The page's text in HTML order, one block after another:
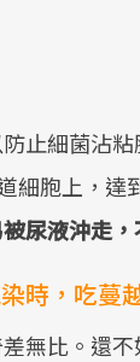
止細菌沾
細胞上，達
尿液沖走
時，吃蔓
無比。還